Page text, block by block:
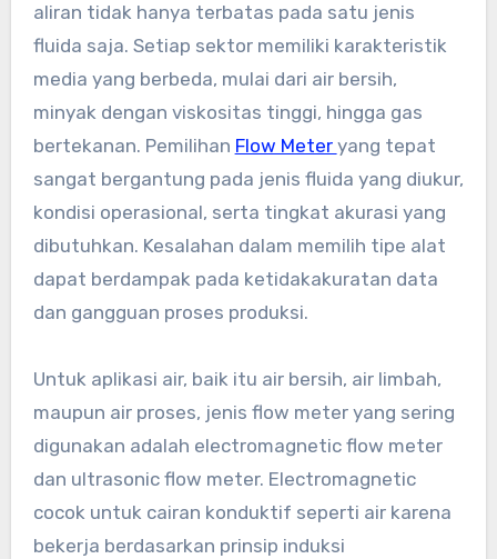
aliran tidak hanya terbatas pada satu jenis
fluida saja. Setiap sektor memiliki karakteristik
media yang berbeda, mulai dari air bersih,
minyak dengan viskositas tinggi, hingga gas
bertekanan. Pemilihan Flow Meter yang tepat
sangat bergantung pada jenis fluida yang diukur,
kondisi operasional, serta tingkat akurasi yang
dibutuhkan. Kesalahan dalam memilih tipe alat
dapat berdampak pada ketidakakuratan data
dan gangguan proses produksi.
Untuk aplikasi air, baik itu air bersih, air limbah,
maupun air proses, jenis flow meter yang sering
digunakan adalah electromagnetic flow meter
dan ultrasonic flow meter. Electromagnetic
cocok untuk cairan konduktif seperti air karena
bekerja berdasarkan prinsip induksi